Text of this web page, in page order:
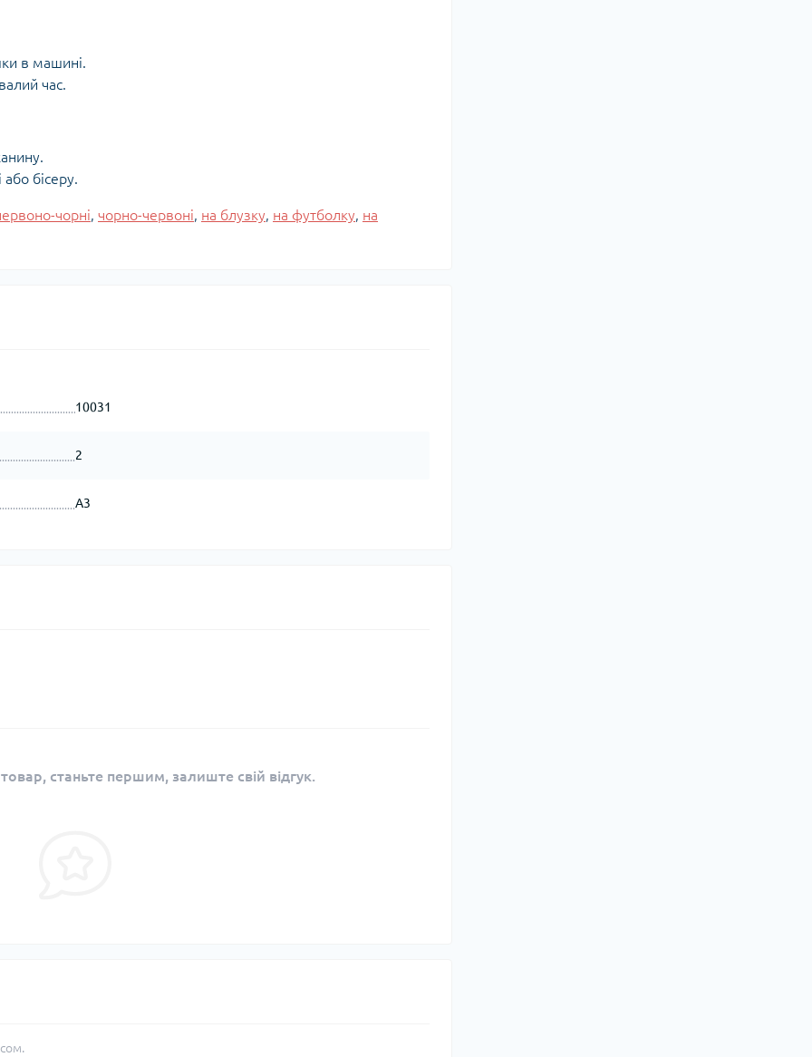
в машині.
час.
бісеру.
чорні, чорно-червоні, на блузку, на футболку, на
10031
2
А3
станьте першим, залиште свій відгук.